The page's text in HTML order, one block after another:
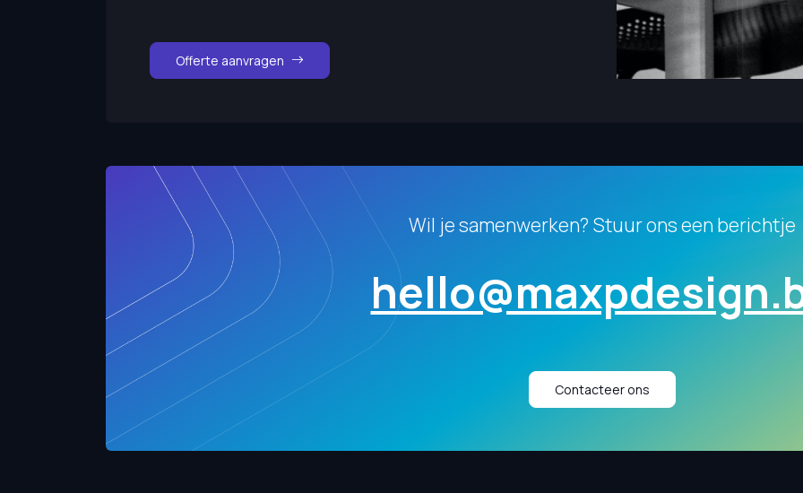
Offerte aanvragen
Wil je samenwerken? Stuur ons een berichtje
Contacteer ons